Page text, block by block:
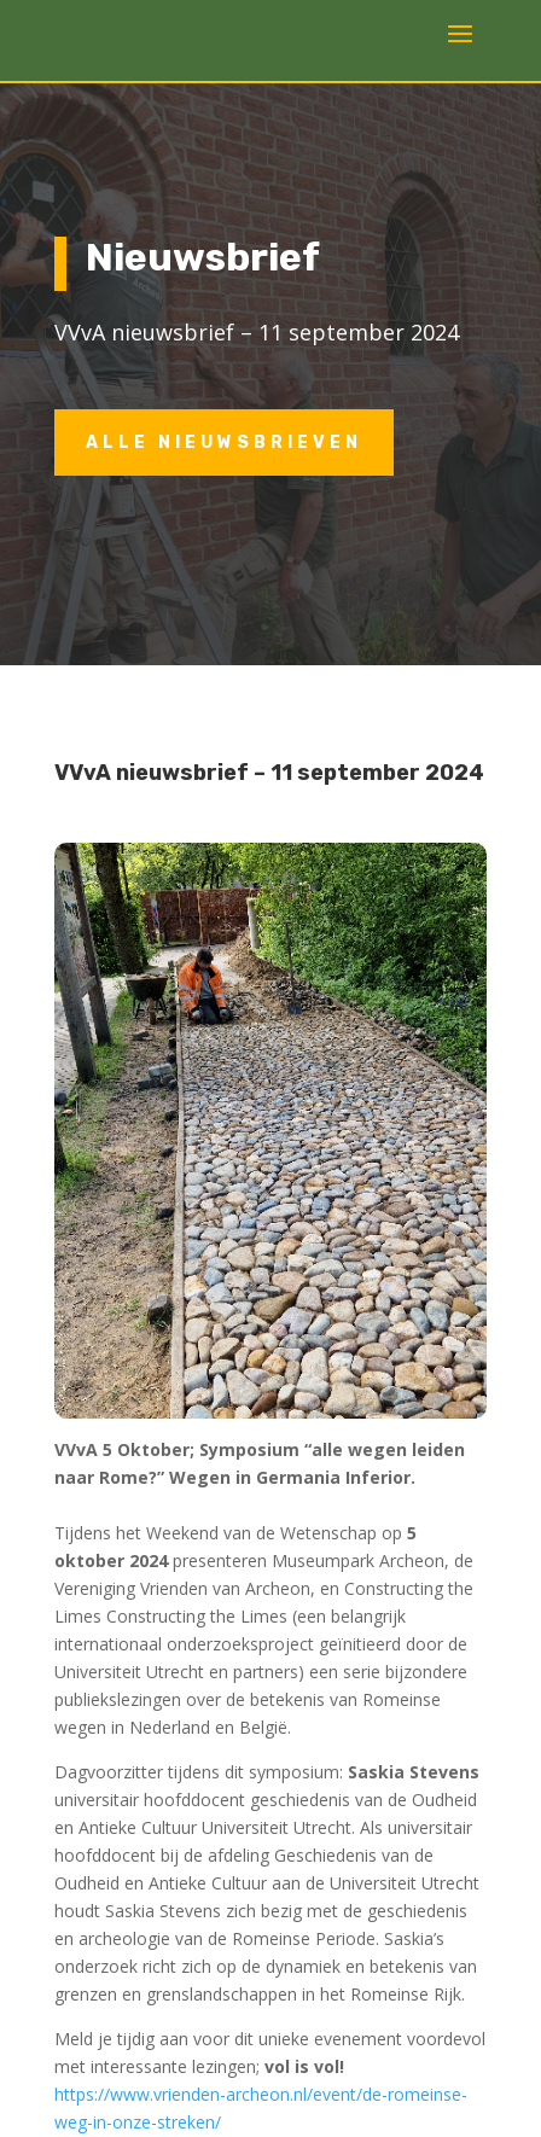
Nieuwsbrief
VVvA nieuwsbrief – 11 september 2024
ALLE NIEUWSBRIEVEN
VVvA nieuwsbrief – 11 september 2024
VVvA 5 Oktober; Symposium “alle wegen leiden
naar Rome?” Wegen in Germania Inferior.
Tijdens het Weekend van de Wetenschap op 5
oktober 2024presenteren Museumpark Archeon, de
Vereniging Vrienden van Archeon, en Constructing the
Limes Constructing the Limes (een belangrijk
internationaal onderzoeksproject geïnitieerd door de
Universiteit Utrecht en partners) een serie bijzondere
publiekslezingen over de betekenis van Romeinse
wegen in Nederland en België.
Dagvoorzitter tijdens dit symposium: Saskia Stevens
universitair hoofddocent geschiedenis van de Oudheid
en Antieke Cultuur Universiteit Utrecht. Als universitair
hoofddocent bij de afdeling Geschiedenis van de
Oudheid en Antieke Cultuur aan de Universiteit Utrecht
houdt Saskia Stevens zich bezig met de geschiedenis
en archeologie van de Romeinse Periode. Saskia’s
onderzoek richt zich op de dynamiek en betekenis van
grenzen en grenslandschappen in het Romeinse Rijk.
Meld je tijdig aan voor dit unieke evenement voordevol
met interessante lezingen; vol is vol!
https://www.vrienden-archeon.nl/event/de-romeinse-
weg-in-onze-streken/